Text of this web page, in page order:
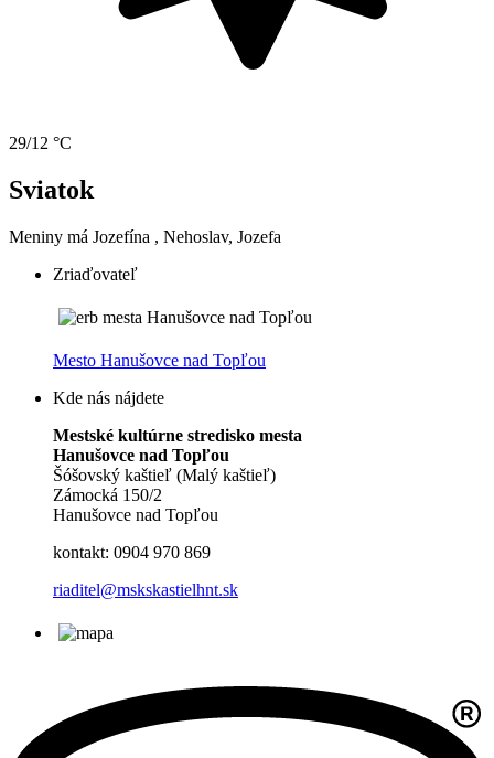
29/12 °C
Sviatok
Meniny má Jozefína , Nehoslav, Jozefa
Zriaďovateľ
Mesto Hanušovce nad Topľou
Kde nás nájdete
Mestské kultúrne stredisko mesta
Hanušovce nad Topľou
Šóšovský kaštieľ (Malý kaštieľ)
Zámocká 150/2
Hanušovce nad Topľou
kontakt: 0904 970 869
riaditel@mskskastielhnt.sk